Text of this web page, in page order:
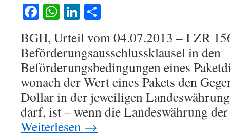
Facebook
WhatsApp
LinkedIn
BGH, Urteil vom 04.07.2013 – I ZR
Beförderungsausschlussklausel in den
Beförderungsbedingungen eines
wonach der Wert eines Pakets den
Dollar in der jeweiligen
darf, ist – wenn die Landeswährung
Weiterlesen →